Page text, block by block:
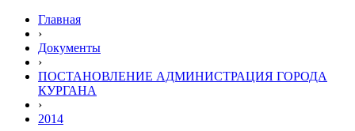
Главная
›
Документы
›
ПОСТАНОВЛЕНИЕ АДМИНИСТРАЦИЯ ГОРОДА
КУРГАНА
›
2014